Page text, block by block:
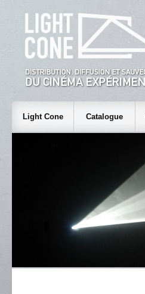
Light Cone Catalogue